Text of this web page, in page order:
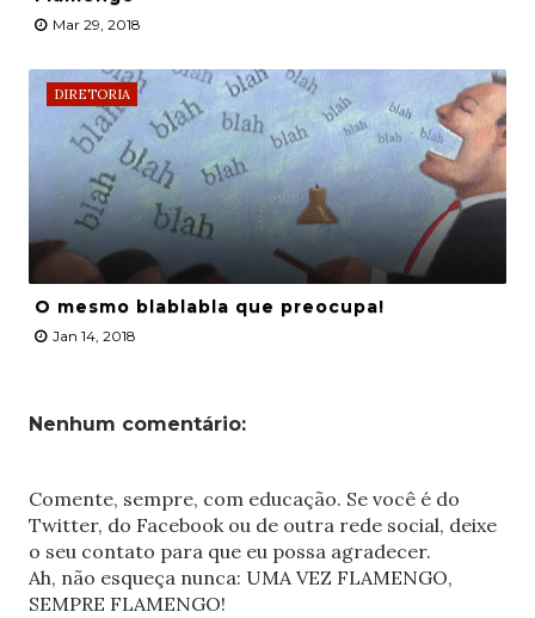
Mar 29, 2018
DIRETORIA
O mesmo blablabla que preocupa!
Jan 14, 2018
Nenhum comentário:
Comente, sempre, com educação. Se você é do
Twitter, do Facebook ou de outra rede social, deixe
o seu contato para que eu possa agradecer.
Ah, não esqueça nunca: UMA VEZ FLAMENGO,
SEMPRE FLAMENGO!